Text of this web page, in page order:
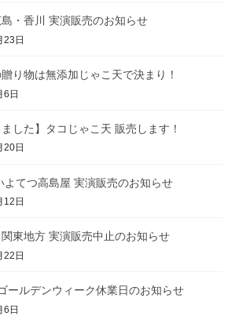
・香川 実演販売のお知らせ
23日
り物は無添加じゃこ天で決まり！
6日
ました】タコじゃこ天 販売します！
20日
よてつ高島屋 実演販売のお知らせ
12日
関東地方 実演販売中止のお知らせ
22日
ールデンウィーク休業日のお知らせ
6日